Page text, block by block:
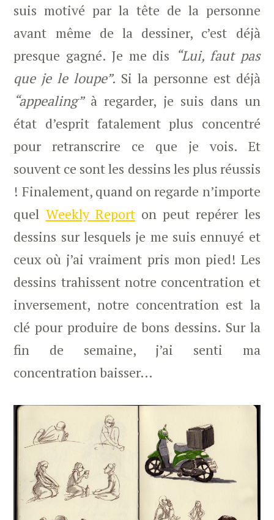
suis motivé par la tête de la personne
avant même de la dessiner, c’est déjà
presque gagné. Je me dis “Lui, faut pas
que je le loupe”. Si la personne est déjà
“appealing”à regarder, je suis dans un
état d’esprit fatalement plus concentré
pour retranscrire ce que je vois. Et
souvent ce sont les dessins les plus réussis
! Finalement, quand on regarde n’importe
quel Weekly Report on peut repérer les
dessins sur lesquels je me suis ennuyé et
ceux où j’ai vraiment pris mon pied! Les
dessins trahissent notre concentration et
inversement, notre concentration est la
clé pour produire de bons dessins. Sur la
fin de semaine, j’ai senti ma
concentration baisser…